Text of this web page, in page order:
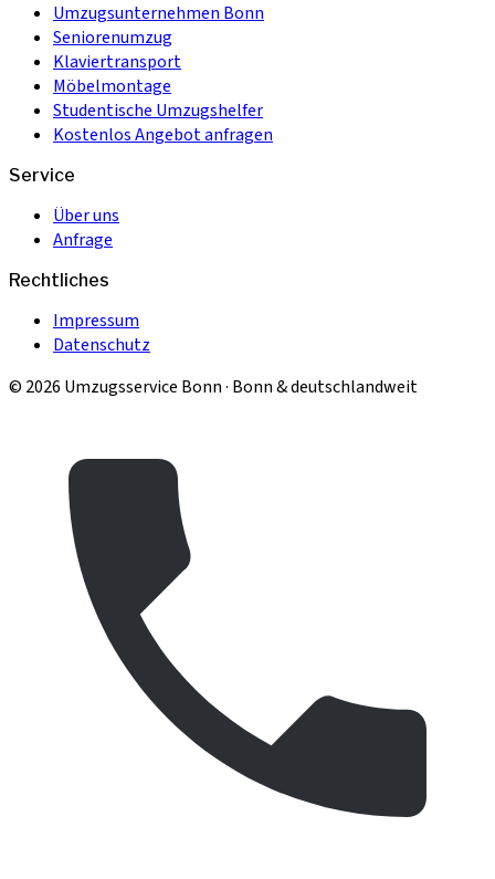
Umzugsunternehmen Bonn
Seniorenumzug
Klaviertransport
Möbelmontage
Studentische Umzugshelfer
Kostenlos Angebot anfragen
Service
Über uns
Anfrage
Rechtliches
Impressum
Datenschutz
© 2026 Umzugsservice Bonn · Bonn & deutschlandweit